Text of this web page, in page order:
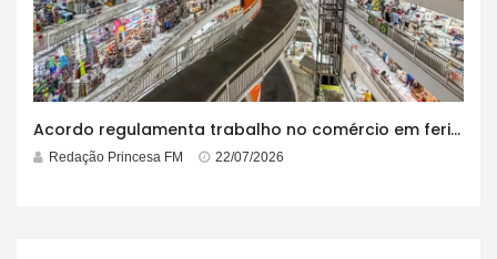
Acordo regulamenta trabalho no comércio em feriados
Redação Princesa FM 22/07/2026